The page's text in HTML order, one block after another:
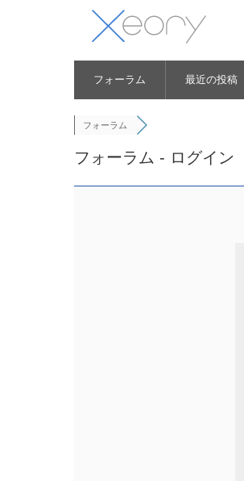
フォーラム 最近の投稿
フォーラム
フォーラム - ログイン